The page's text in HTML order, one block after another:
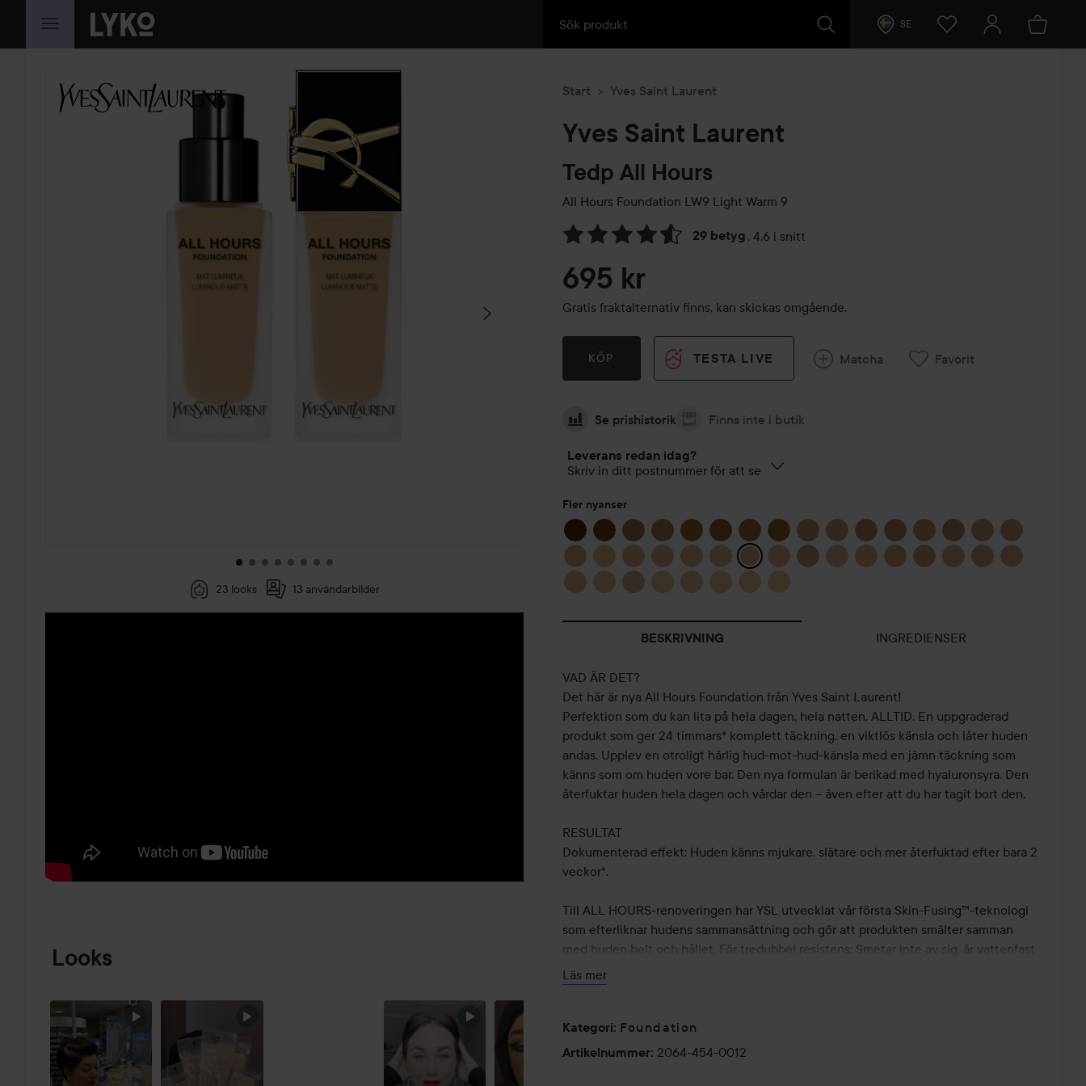
HOPPA TILL INNEHÅLLET SE
HOPPA ÖVER SEKTIONEN
23 looks 13 användarbilder
Looks
HOPPA ÖVER SEKTIONEN
Start Yves Saint Laurent
Yves Saint Laurent
Tedp All Hours
All Hours Foundation LW9 Light Warm 9
29 betyg , 4.6 i snitt
Hoppa till Betyg & kommentarer
695 kr
Gratis fraktalternativ finns, kan skickas omgående.
KÖP TESTA LIVE Matcha Favorit
Se prishistorik Finns inte i butik
Leverans redan idag?
Skriv in ditt postnummer för att se
Fler nyanser
BESKRIVNING INGREDIENSER
VAD ÄR DET?
Det här är nya All Hours Foundation från Yves Saint Laurent!
Perfektion som du kan lita på hela dagen, hela natten, ALLTID. En uppgraderad
produkt som ger 24 timmars* komplett täckning, en viktlös känsla och låter huden
andas. Upplev en otroligt härlig hud-mot-hud-känsla med en jämn täckning som
känns som om huden vore bar. Den nya formulan är berikad med hyaluronsyra. Den
återfuktar huden hela dagen och vårdar den – även efter att du har tagit bort den.
RESULTAT
Dokumenterad effekt: Huden känns mjukare, slätare och mer återfuktad efter bara 2
veckor*.
Till ALL HOURS-renoveringen har YSL utvecklat vår första Skin-Fusing™-teknologi
som efterliknar hudens sammansättning och gör att produkten smälter samman
med huden helt och hållet. För tredubbel resistens: Smetar inte av sig, är vattenfast
och svettresistent. Du får en fräsch och felfri hudton med 24 timmars* naturligt
strålande matt resultat.
ANVÄNDNING
– Applicera All Hours Foundation från mitten av ansiktet och utåt för att jämna ut
Läs mer
Kategori: Foundation
Artikelnummer: 2064-454-0012